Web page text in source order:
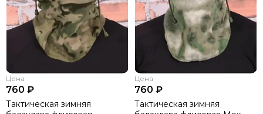
Цена
760 ₽
Тактическая зимняя
Цена
760 ₽
Тактическая зимняя